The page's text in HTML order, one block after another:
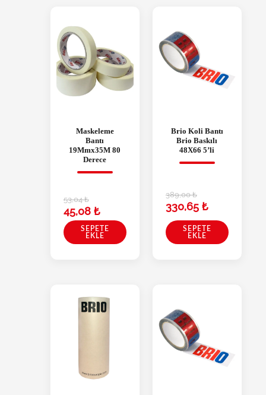
Maskeleme
Bantı
19Mmx35M 80
Derece
53,04₺
45,08 ₺
SEPETE
EKLE
Brio Koli Bantı
Brio Baskılı
48X66 5’li
389,00₺
330,65 ₺
SEPETE
EKLE